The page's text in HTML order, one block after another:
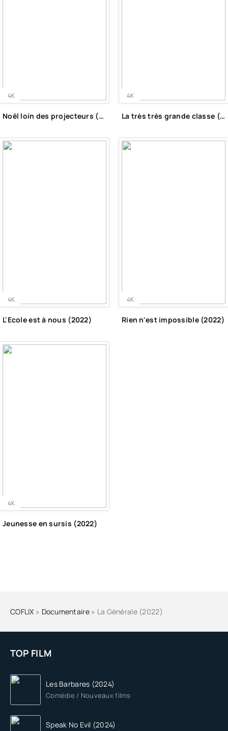
TOP FILM
Les Barbares (2024)
Comédie / Nouveaux films
Speak No Evil (2024)
4K
Noël loin des projecteurs (2020)
4K
La très très grande classe (2022)
4K
L'Ecole est à nous (2022)
4K
Rien n'est impossible (2022)
4K
Jeunesse en sursis (2022)
COFLIX » Documentaire» La Générale (2022)